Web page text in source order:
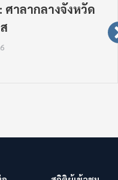
าลากลางจังหวัด